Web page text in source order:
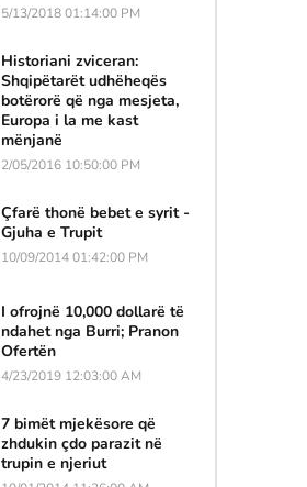
5/13/2018 01:14:00 PM
Historiani zviceran:
Shqipëtarët udhëheqës
botërorë që nga mesjeta,
Europa i la me kast
mënjanë
2/05/2016 10:50:00 PM
Çfarë thonë bebet e syrit -
Gjuha e Trupit
10/09/2014 01:42:00 PM
I ofrojnë 10,000 dollarë të
ndahet nga Burri; Pranon
Ofertën
4/23/2019 12:03:00 AM
7 bimët mjekësore që
zhdukin çdo parazit në
trupin e njeriut